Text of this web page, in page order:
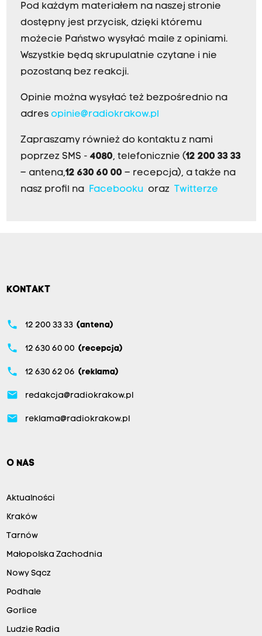
Pod każdym materiałem na naszej stronie
dostępny jest przycisk, dzięki któremu
możecie Państwo wysyłać maile z opiniami.
Wszystkie będą skrupulatnie czytane i nie
pozostaną bez reakcji.
Opinie można wysyłać też bezpośrednio na
adres opinie@radiokrakow.pl
Zapraszamy również do kontaktu z nami
poprzez SMS - 4080, telefonicznie (12 200 33 33
– antena,12 630 60 00 – recepcja), a także na
nasz profil na
Facebookuoraz Twitterze
KONTAKT
phone 12 200 33 33 (antena)
phone 12 630 60 00 (recepcja)
phone 12 630 62 06 (reklama)
email redakcja@radiokrakow.pl
email reklama@radiokrakow.pl
O NAS
Aktualności
Kraków
Tarnów
Małopolska Zachodnia
Nowy Sącz
Podhale
Gorlice
Ludzie Radia